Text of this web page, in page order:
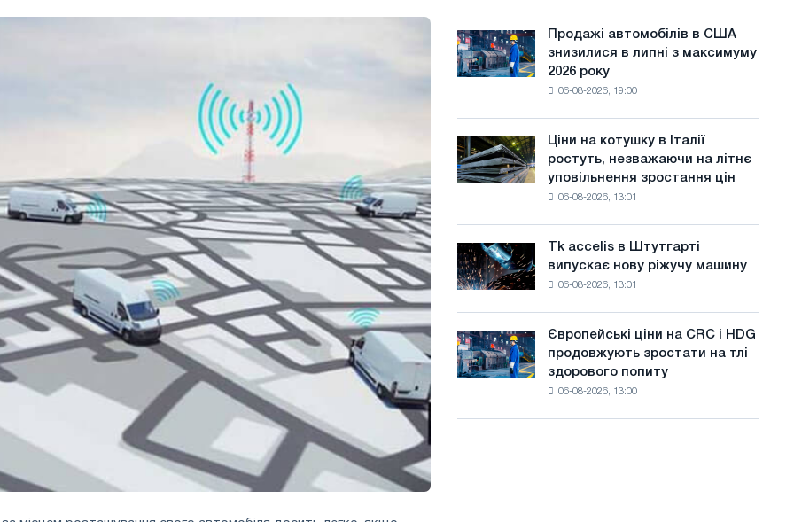
в
а
й
т
у
PwC
Продажі
автомобілів
в
липні
з
року
Продажі автомобілів в США
знизилися в липні з максимуму
2026 року
06-08-2026, 19:00
Ціни
на
котушку
незважаючи
на
уповільнення
зростання
цін
Ціни на котушку в Італії
ростуть, незважаючи на літнє
уповільнення зростання цін
06-08-2026, 13:01
Tk
accelis
в
нову
ріжучу
Tk accelis в Штутгарті
випускає нову ріжучу машину
06-08-2026, 13:01
Європейські
ціни
на
Європейські ціни на CRC і HDG
продовжують зростати на тлі
здорового попиту
06-08-2026, 13:00